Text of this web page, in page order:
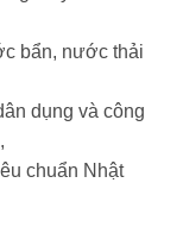
bẩn, nước thải
dụng và công
chuẩn Nhật